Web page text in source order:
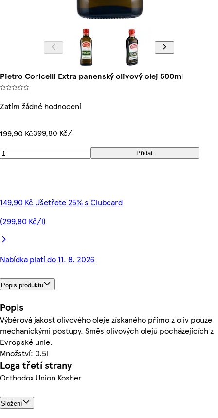
Pietro Coricelli Extra panenský olivový olej 500ml
Zatím žádné hodnocení
199,90 Kč399,80 Kč/l
Přidat
149,90 Kč Ušetřete 25% s Clubcard
(299,80 Kč/l)
Nabídka platí do 11. 8. 2026
Popis produktu
Popis
Výběrová jakost olivového oleje získaného přímo z oliv pouze
mechanickými postupy. Směs olivových olejů pocházejících z
Evropské unie.
Množství: 0.5l
Loga třetí strany
Orthodox Union Kosher
Složení